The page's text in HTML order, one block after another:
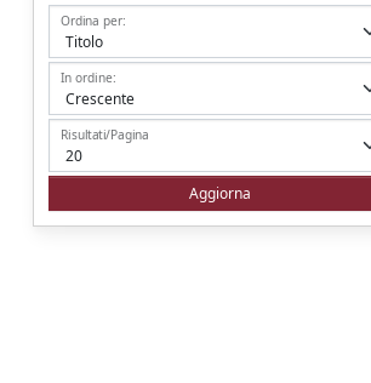
Ordina per:
In ordine:
Risultati/Pagina